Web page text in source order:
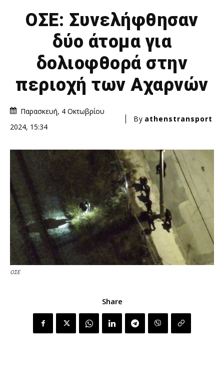
ΟΣΕ: Συνελήφθησαν
δύο άτομα για
δολιοφθορά στην
περιοχή των Αχαρνών
Παρασκευή, 4 Οκτωβρίου
2024, 15:34
By athenstransport
ΟΣΕ
Share